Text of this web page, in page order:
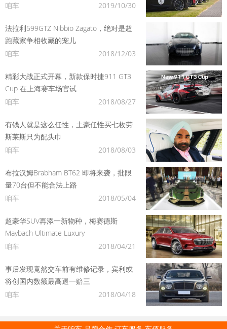
咱车
2019/10/30
法拉利599GTZ Nibbio Zagato，绝对是超
跑藏家争相收藏的宠儿
咱车
2018/12/03
精彩大战正式开幕，新款保时捷911 GT3
Cup 在上海赛车场官试
咱车
2018/08/27
有钱人就是这么任性，土豪任性买七枚劳
斯莱斯只为配头巾
咱车
2018/08/03
布拉汉姆Brabham BT62 即将来袭，批限
量70台但不能合法上路
咱车
2018/05/04
超豪华SUV再添一新物种，梅赛德斯
Maybach Ultimate Luxury
咱车
2018/04/21
事后发现竟然交车前有维修记录，宾利或
将创国内数额最高退一赔三
咱车
2018/04/18